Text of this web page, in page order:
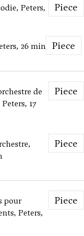
Peters,
Piece
26 min
Piece
de
17
Piece
Piece
pour
Peters,
Piece